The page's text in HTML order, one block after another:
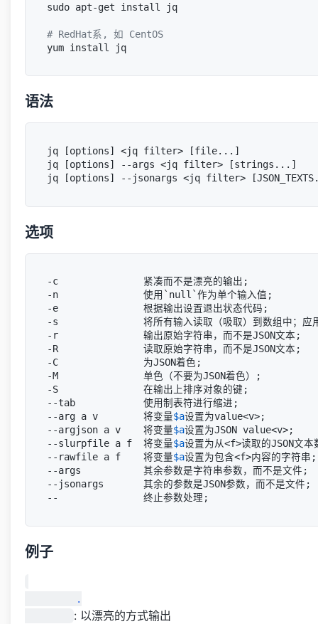
sudo apt-get install jq
# RedHat系, 如 CentOS
yum install jq
语法
jq [options] <jq filter> [file...]
jq [options] --args <jq filter> [strings...]
选项
-c               紧凑而不是漂亮的输出;
-n               使用`null`作为单个输入值;
-e               根据输出设置退出状态代码;
-s               将所有输入读取（吸取）到数组中；应
-r               输出原始字符串，而不是JSON文本;
-R               读取原始字符串，而不是JSON文本;
-C               为JSON着色;
-M               单色（不要为JSON着色）;
-S               在输出上排序对象的键;
--tab            使用制表符进行缩进;
--arg a v        将变量$a设置为value<v>;
--argjson a v    将变量$a设置为JSON value<v>;
--slurpfile a f  将变量$a设置为从<f>读取的JSON文
--rawfile a f    将变量$a设置为包含<f>内容的字符串;
--args           其余参数是字符串参数，而不是文件;
--jsonargs       其余的参数是JSON参数，而不是文件;
例子
: 以漂亮的方式输出